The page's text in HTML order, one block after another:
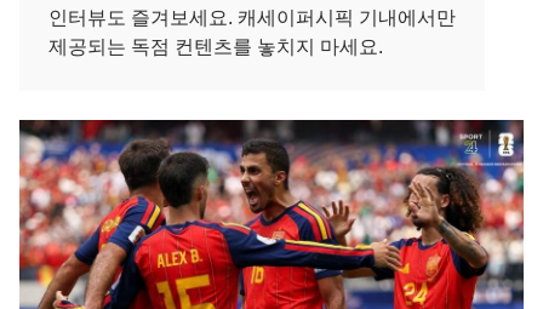
인터뷰도 즐겨보세요. 캐세이퍼시픽 기내에서만
제공되는 독점 컨텐츠를 놓치지 마세요.